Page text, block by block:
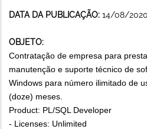
DATA DA PUBLICAÇÃO: 14/08/2020
OBJETO:
Contratação de empresa para
manutenção e suporte técnico de
Windows para número ilimitado de
(doze) meses.
Product: PL/SQL Developer
- Licenses: Unlimited